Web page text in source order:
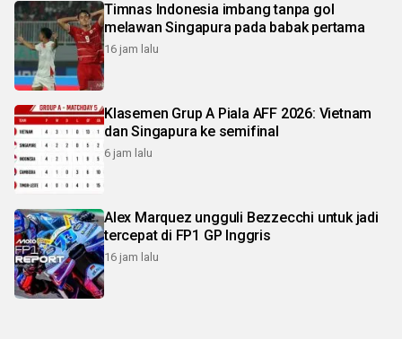
Timnas Indonesia imbang tanpa gol
melawan Singapura pada babak pertama
16 jam lalu
Klasemen Grup A Piala AFF 2026: Vietnam
dan Singapura ke semifinal
6 jam lalu
Alex Marquez ungguli Bezzecchi untuk jadi
tercepat di FP1 GP Inggris
16 jam lalu